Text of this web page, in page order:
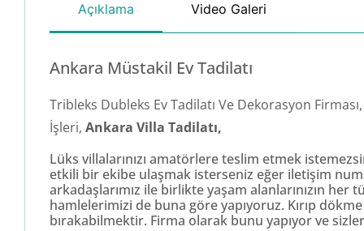
Açıklama Video Galeri
Ankara Müstakil Ev Tadilatı
Tribleks Dubleks Ev Tadilatı Ve Dekorasyon
İşleri, Ankara Villa Tadilatı,
Lüks villalarınızı amatörlere teslim etmek
etkili bir ekibe ulaşmak isterseniz eğer iletişim
arkadaşlarımız ile birlikte yaşam alanlarınızın
hamlelerimizi de buna göre yapıyoruz. Kırıp
bırakabilmektir. Firma olarak bunu yapıyor ve